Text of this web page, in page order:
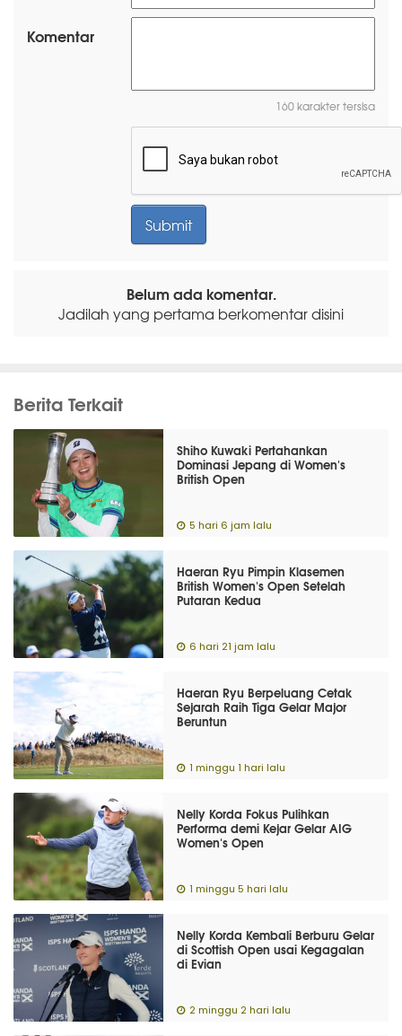
Komentar
160 karakter tersisa
Belum ada komentar.
Jadilah yang pertama berkomentar disini
Berita Terkait
Shiho Kuwaki Pertahankan
Dominasi Jepang di Women's
British Open
5 hari 6 jam lalu
Haeran Ryu Pimpin Klasemen
British Women's Open Setelah
Putaran Kedua
6 hari 21 jam lalu
Haeran Ryu Berpeluang Cetak
Sejarah Raih Tiga Gelar Major
Beruntun
1 minggu 1 hari lalu
Nelly Korda Fokus Pulihkan
Performa demi Kejar Gelar AIG
Women's Open
1 minggu 5 hari lalu
Nelly Korda Kembali Berburu Gelar
di Scottish Open usai Kegagalan
di Evian
2 minggu 2 hari lalu